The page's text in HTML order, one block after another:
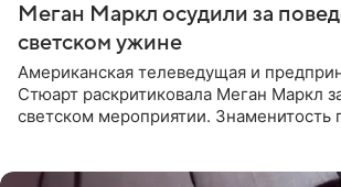
Меган Маркл осудили за
светском ужине
Американская телеведущая и
Стюарт раскритиковала Меган Маркл
светском мероприятии. Знаменитость